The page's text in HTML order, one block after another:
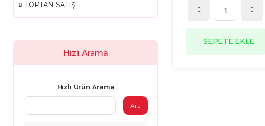
TOPTAN SATIŞ
Hızlı Arama
Hızlı Ürün Arama
Ara
SEPETE EKLE